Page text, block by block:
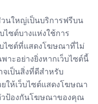
นใหญ่เป็นบริการฟรีบน
ไซต์บางแห่งใช้การ
ไซต์ที่แสดงโฆษณาที่ไม่
าะอย่างยิ่งหากเว็บไซต์นี้
เป็นสิ่งที่ดีสำหรับ
ให้เว็บไซต์แสดงโฆษณา
วป้องกันโฆษณาของคุณ